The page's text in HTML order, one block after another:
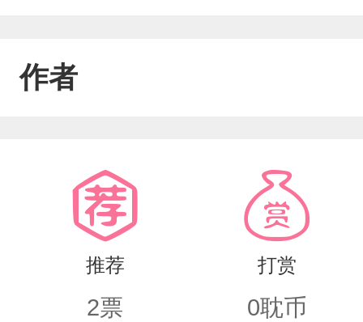
作者
推荐
2票
打赏
0耽币